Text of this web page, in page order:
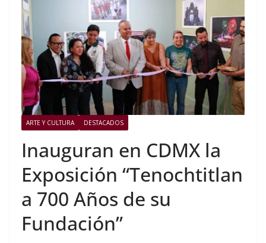
ARTE Y CULTURA DESTACADOS
Inauguran en CDMX la
Exposición “Tenochtitlan
a 700 Años de su
Fundación”